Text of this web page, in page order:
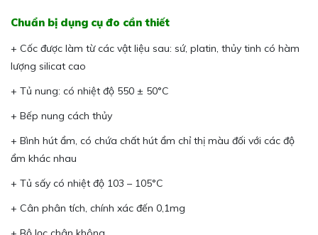
Chuẩn bị dụng cụ đo cần thiết
+ Cốc được làm từ các vật liệu sau: sứ, platin, thủy tinh có hàm
lượng silicat cao
+ Tủ nung: có nhiệt độ 550 ± 50°C
+ Bếp nung cách thủy
+ Bình hút ẩm, có chứa chất hút ẩm chỉ thị màu đối với các độ
ẩm khác nhau
+ Tủ sấy có nhiệt độ 103 – 105°C
+ Cân phân tích, chính xác đến 0,1mg